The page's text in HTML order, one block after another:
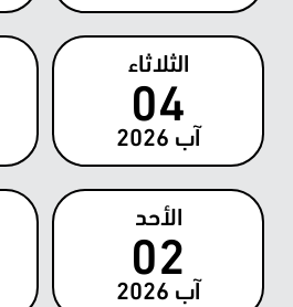
الثلاثاء
04
آب 2026
الأحد
02
آب 2026